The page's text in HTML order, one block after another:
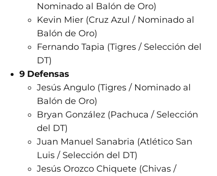
Nominado al Balón de Oro)
Kevin Mier (Cruz Azul / Nominado al
Balón de Oro)
Fernando Tapia (Tigres / Selección del
DT)
9 Defensas
Jesús Angulo (Tigres / Nominado al
Balón de Oro)
Bryan González (Pachuca / Selección
del DT)
Juan Manuel Sanabria (Atlético San
Luis / Selección del DT)
Jesús Orozco Chiquete (Chivas /